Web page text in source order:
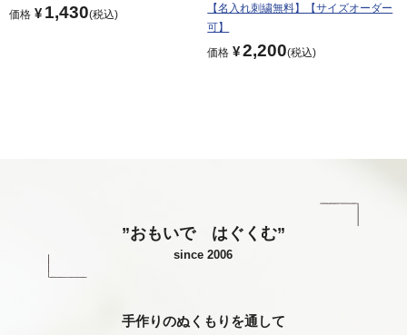
価格 ¥ 1,430 税込
【名入れ刺繍無料】【サイズオーダー
可】
価格 ¥2,200 税込
”おもいで はぐくむ”
since 2006
手作りのぬくもりを通して